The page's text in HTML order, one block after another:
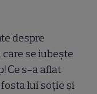
despre
se iubește
Ce s-a aflat
lui soție și